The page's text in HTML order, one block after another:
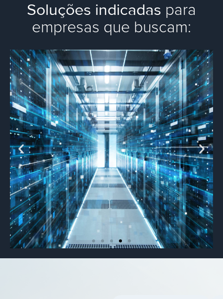
Soluções indicadas para
empresas que buscam: